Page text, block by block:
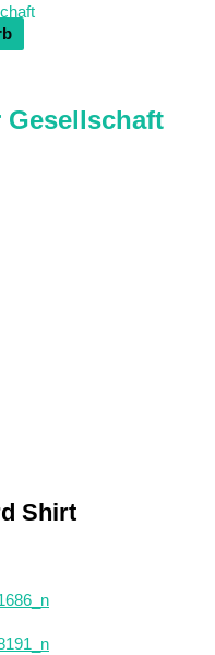
Gesellschaft
Shirt